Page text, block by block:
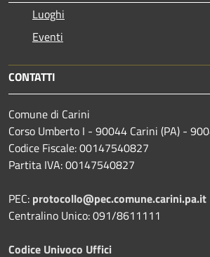
Luoghi
Eventi
CONTATTI
Comune di Carini
Corso Umberto I - 90044 Carini (PA) -
Codice Fiscale: 00147540827
Partita IVA: 00147540827
PEC: protocollo@pec.comune.carini.pa.it
Centralino Unico: 091/8611111
Codice Univoco Uffici